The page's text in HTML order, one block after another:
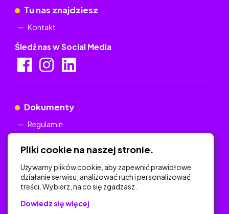
Tu nas znajdziesz
Kontakt
Śledź nas w Social Media
Dokumenty
Regulamin
Na skróty
Polityka Prywatności
Pliki cookie na naszej stronie.
Używamy plików cookie, aby zapewnić prawidłowe
działanie serwisu, analizować ruch i personalizować
treści. Wybierz, na co się zgadzasz.
Dowiedz się więcej